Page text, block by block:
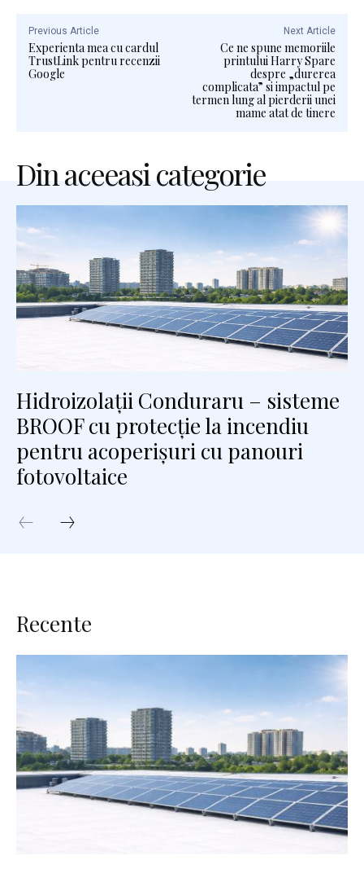
Previous Article
Experienta mea cu cardul
TrustLink pentru recenzii
Google
Next Article
Ce ne spune memoriile
printului Harry Spare
despre „durerea
complicata” si impactul pe
termen lung al pierderii unei
mame atat de tinere
Din aceeasi categorie
Hidroizolații Conduraru – sisteme
BROOF cu protecție la incendiu
pentru acoperișuri cu panouri
fotovoltaice
Recente